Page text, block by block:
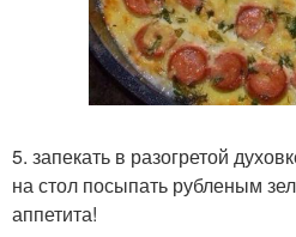
5. запекать в разогретой
на стол посыпать рубленым
аппетита!